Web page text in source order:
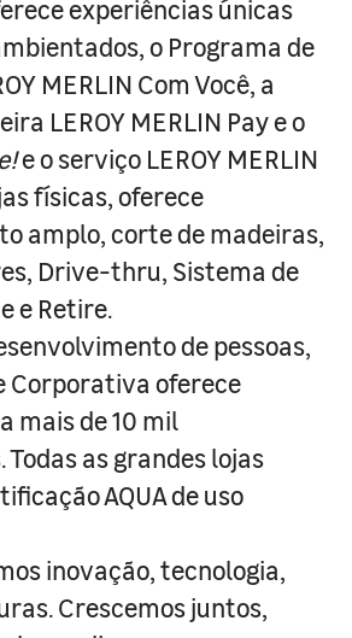
experiências únicas
o Programa de
MERLIN Com Você, a
LEROY MERLIN Pay e o
e o serviço LEROY MERLIN
físicas, oferece
amplo, corte de madeiras,
Drive-thru, Sistema de
e Retire.
de pessoas,
Corporativa oferece
mais de 10 mil
as grandes lojas
AQUA de uso
inovação, tecnologia,
Crescemos juntos,